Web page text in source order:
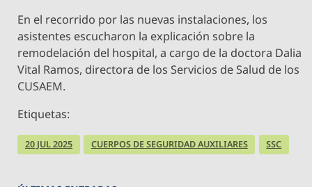
En el recorrido por las nuevas instalaciones, los
asistentes escucharon la explicación sobre la
remodelación del hospital, a cargo de la doctora Dalia
Vital Ramos, directora de los Servicios de Salud de los
CUSAEM.
Etiquetas:
20 JUL 2025 CUERPOS DE SEGURIDAD AUXILIARES SSC